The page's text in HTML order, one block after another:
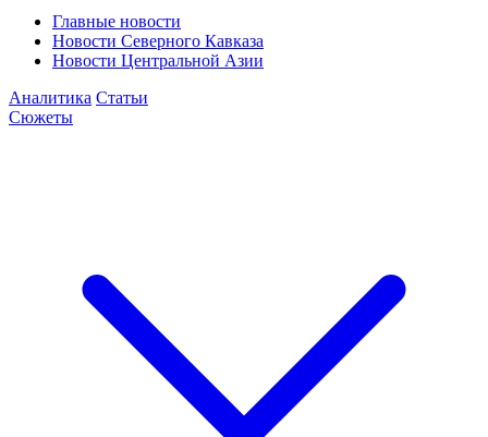
Главные новости
Новости Северного Кавказа
Новости Центральной Азии
Аналитика Статьи
Сюжеты